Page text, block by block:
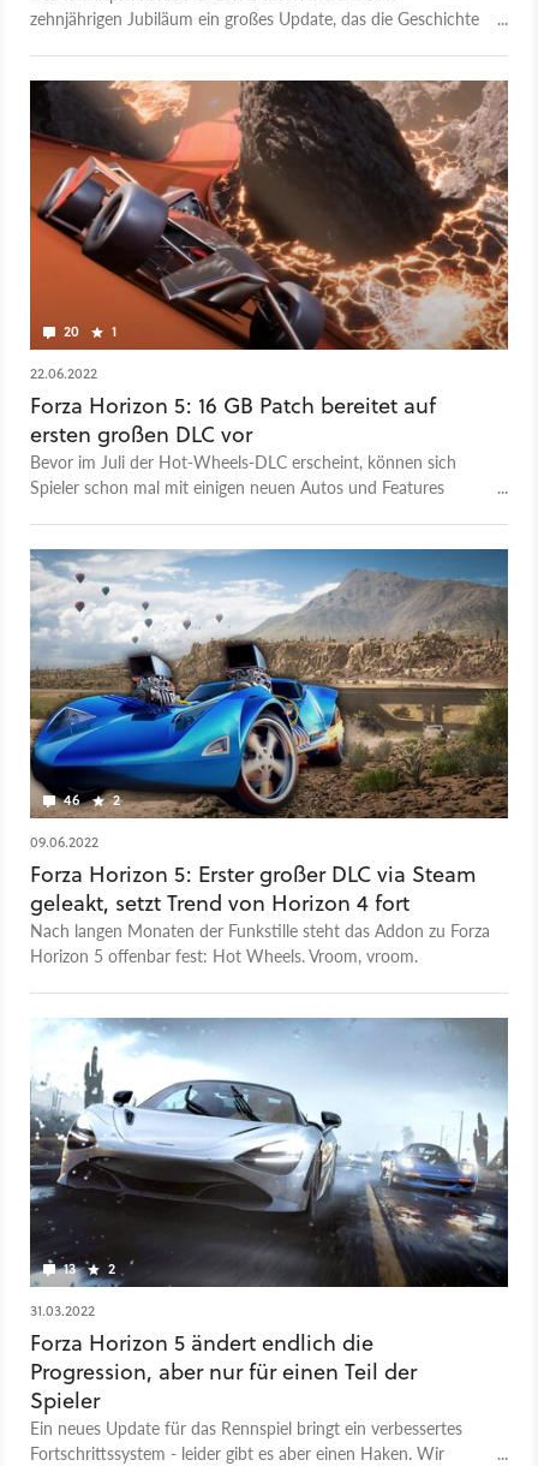
zehnjährigen Jubiläum ein großes Update, das die Geschichte
20 1
22.06.2022
Forza Horizon 5: 16 GB Patch bereitet auf
ersten großen DLC vor
Bevor im Juli der Hot-Wheels-DLC erscheint, können sich
Spieler schon mal mit einigen neuen Autos und Features
46 2
09.06.2022
Forza Horizon 5: Erster großer DLC via Steam
geleakt, setzt Trend von Horizon 4 fort
Nach langen Monaten der Funkstille steht das Addon zu Forza
Horizon 5 offenbar fest: Hot Wheels. Vroom, vroom.
13 2
31.03.2022
Forza Horizon 5 ändert endlich die
Progression, aber nur für einen Teil der
Spieler
Ein neues Update für das Rennspiel bringt ein verbessertes
Fortschrittssystem - leider gibt es aber einen Haken. Wir